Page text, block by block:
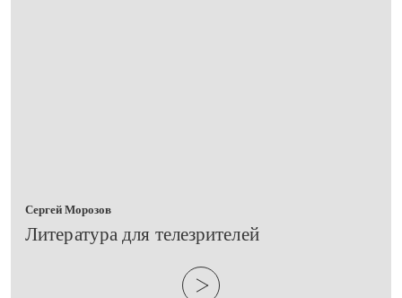
Сергей Морозов
​Литература для телезрителей